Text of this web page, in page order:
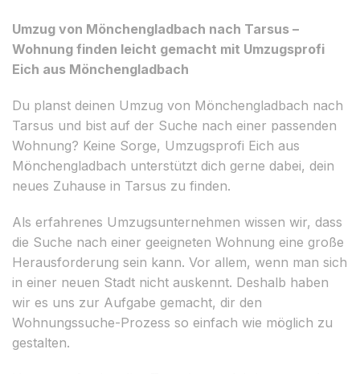
Umzug von Mönchengladbach nach Tarsus –
Wohnung finden leicht gemacht mit Umzugsprofi
Eich aus Mönchengladbach
Du planst deinen Umzug von Mönchengladbach nach
Tarsus und bist auf der Suche nach einer passenden
Wohnung? Keine Sorge, Umzugsprofi Eich aus
Mönchengladbach unterstützt dich gerne dabei, dein
neues Zuhause in Tarsus zu finden.
Als erfahrenes Umzugsunternehmen wissen wir, dass
die Suche nach einer geeigneten Wohnung eine große
Herausforderung sein kann. Vor allem, wenn man sich
in einer neuen Stadt nicht auskennt. Deshalb haben
wir es uns zur Aufgabe gemacht, dir den
Wohnungssuche-Prozess so einfach wie möglich zu
gestalten.